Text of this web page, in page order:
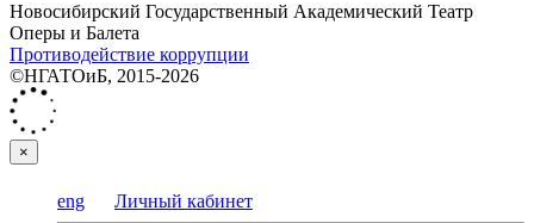
Новосибирский Государственный Академический Театр
Оперы и Балета
Противодействие коррупции
©НГАТОиБ, 2015-2026
×
eng Личный кабинет